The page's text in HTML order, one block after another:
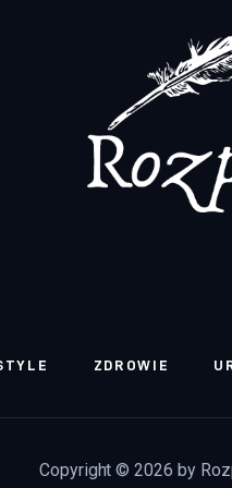
ZDROWIE
Copyright © 2026 by